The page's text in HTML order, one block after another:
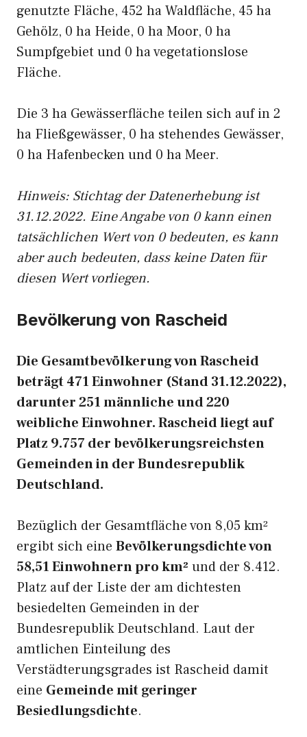
genutzte Fläche, 452 ha Waldfläche, 45 ha
Gehölz, 0 ha Heide, 0 ha Moor, 0 ha
Sumpfgebiet und 0 ha vegetationslose
Fläche.
Die 3 ha Gewässerfläche teilen sich auf in 2
ha Fließgewässer, 0 ha stehendes Gewässer,
0 ha Hafenbecken und 0 ha Meer.
Hinweis: Stichtag der Datenerhebung ist
31.12.2022. Eine Angabe von 0 kann einen
tatsächlichen Wert von 0 bedeuten, es kann
aber auch bedeuten, dass keine Daten für
diesen Wert vorliegen.
Bevölkerung von Rascheid
Die Gesamtbevölkerung von Rascheid
beträgt 471 Einwohner (Stand 31.12.2022),
darunter 251 männliche und 220
weibliche Einwohner. Rascheid liegt auf
Platz 9.757 der bevölkerungsreichsten
Gemeinden in der Bundesrepublik
Deutschland.
Bezüglich der Gesamtfläche von 8,05 km²
ergibt sich eine Bevölkerungsdichte von
58,51 Einwohnern pro km² und der 8.412.
Platz auf der Liste der am dichtesten
besiedelten Gemeinden in der
Bundesrepublik Deutschland. Laut der
amtlichen Einteilung des
Verstädterungsgrades ist Rascheid damit
eine Gemeinde mit geringer
Besiedlungsdichte.